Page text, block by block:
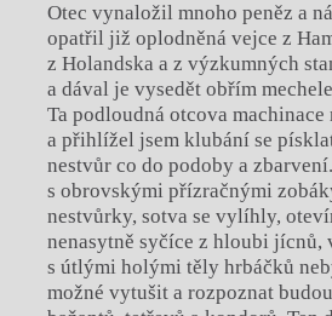
Otec vynaložil mnoho peněz a
opatřil již oplodněná vejce z
z Holandska a z výzkumných
a dával je vysedět obřím
Ta podloudná otcova machinace
a přihlížel jsem klubání se
nestvůr co do podoby a
s obrovskými přízračnými
nestvůrky, sotva se vylíhly,
nenasytně syčíce z hloubi jícnů,
s útlými holými těly hrbáčků
možné vytušit a rozpoznat